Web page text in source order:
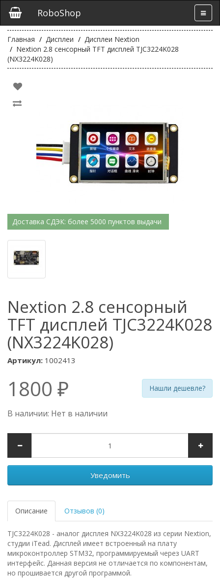
RoboShop
Главная Дисплеи
Дисплеи Nextion
Nextion 2.8 сенсорный TFT дисплей TJC3224K028
(NX3224K028)
Доставка СДЭК: более 5000 пунктов выдачи
Nextion 2.8 сенсорный
TFT дисплей TJC3224K028
(NX3224K028)
Артикул: 1002413
1800 ₽ Нашли дешевле?
В наличии: Нет в наличии
Уведомить
Описание Отзывов (0)
TJC3224K028 - аналог дисплея NX3224K028 из серии Nextion,
студии iTead. Дисплей имеет встроенный на плату
микроконтроллер STM32, программируемый через UART
интерфейс. Данная версия не отличается по компонентам,
но прошивается другой программой.